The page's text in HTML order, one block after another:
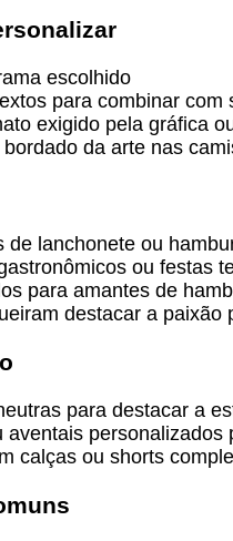
escolhido
para combinar com
exigido pela gráfica
da arte nas
de lanchonete ou
ou festas
para amantes de
destacar a paixão
para destacar a
personalizados
calças ou shorts